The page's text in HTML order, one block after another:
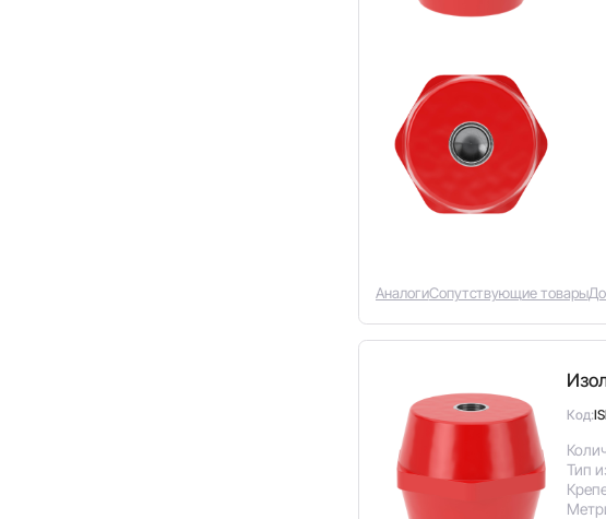
АналогиСопутствующие товары
Код:
Тип